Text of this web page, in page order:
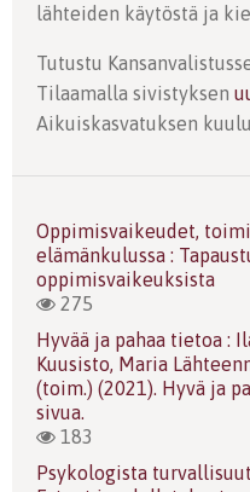
lähteiden käytöstä ja
Tutustu
Tilaamalla sivistyksen
Aikuiskasvatuksen
Oppimisvaikeudet,
elämänkulussa :
oppimisvaikeuksista
275
Hyvää ja pahaa tietoa :
Kuusisto, Maria
(toim.) (2021). Hyvä ja
sivua.
183
Psykologista